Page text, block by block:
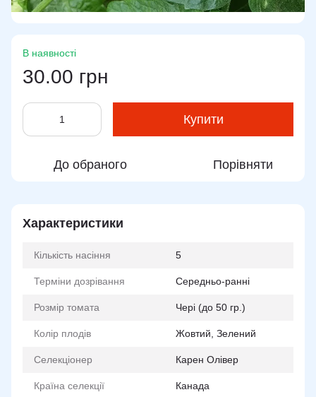
В наявності
30.00 грн
Купити
До обраного Порівняти
Характеристики
Кількість насіння 5
Терміни дозрівання Середньо-ранні
Розмір томата Чері (до 50 гр.)
Колір плодів Жовтий, Зелений
Селекціонер Карен Олівер
Країна селекції Канада